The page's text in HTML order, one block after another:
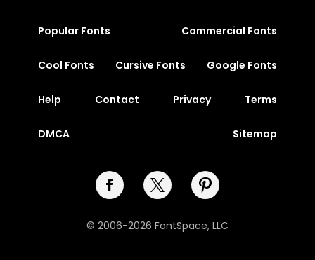
Popular Fonts Commercial Fonts
Cool Fonts Cursive Fonts Google Fonts
Help Contact Privacy Terms
DMCA Sitemap
© 2006-2026 FontSpace, LLC